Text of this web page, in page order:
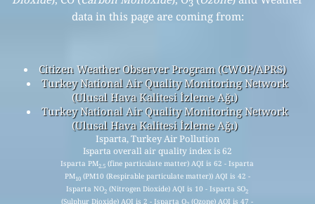
3
data in this page are coming from:
Citizen Weather Observer Program (CWOP/APRS)
Turkey National Air Quality Monitoring Network
(Ulusal Hava Kalitesi İzleme Ağı)
Turkey National Air Quality Monitoring Network
(Ulusal Hava Kalitesi İzleme Ağı)
Isparta, Turkey Air Pollution
Isparta overall air quality index is 62
Isparta PM2.5 (fine particulate matter) AQI is 62 - Isparta
PM10(PM10 (Respirable particulate matter)) AQI is 42 -
Isparta NO2 (Nitrogen Dioxide) AQI is 10 - Isparta SO2
(Sulphur Dioxide) AQI is 2 - Isparta O (Ozone) AQI is 47 -